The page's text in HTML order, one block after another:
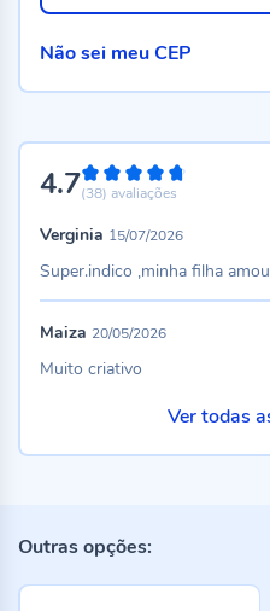
4.794%
(38) avaliações
Verginia 15/07/2026
Super.indico ,minha filha
Maiza 20/05/2026
Muito criativo
Ver todas
Não sei meu CEP
Outras opções: